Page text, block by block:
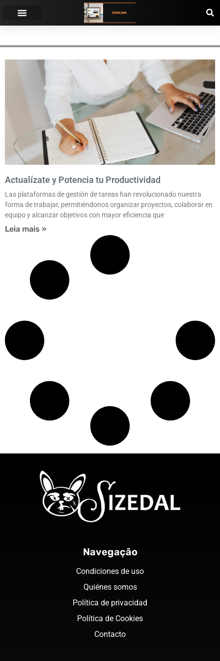
Actualízate y Potencia tu Productividad
Las plataformas de gestión de tareas han revolucionado nuestra
forma de trabajar, permitiéndonos organizar proyectos, colaborar en
equipo y alcanzar objetivos con mayor eficiencia que
Leia mais »
Navegação
Condiciones de uso
Quiénes somos
Política de privacidad
Política de Cookies
Contacto